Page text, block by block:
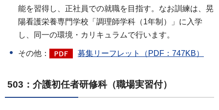
能を習得し、正社員での就職を目指す。なお訓練は、晃
陽看護栄養専門学校「調理師学科（1年制）」に入学
し、同一の環境・カリキュラムで行います。
その他： 募集リーフレット（PDF：747KB）
503：介護初任者研修科（職場実習付）